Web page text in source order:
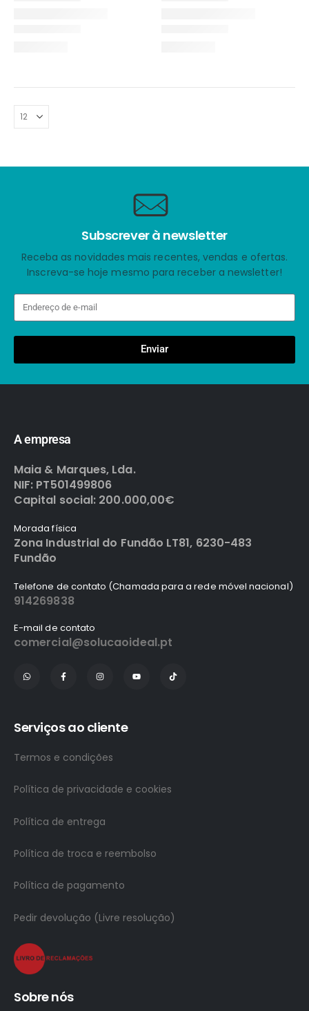
Subscrever à newsletter
Receba as novidades mais recentes, vendas e ofertas.
Inscreva-se hoje mesmo para receber a newsletter!
Enviar
A empresa
Maia & Marques, Lda.
NIF: PT501499806
Capital social: 200.000,00€
Morada física
Zona Industrial do Fundão LT81, 6230-483
Fundão
Telefone de contato (Chamada para a rede móvel nacional)
914269838
E-mail de contato
comercial@solucaoideal.pt
Serviços ao cliente
Termos e condições
Política de privacidade e cookies
Política de entrega
Política de troca e reembolso
Política de pagamento
Pedir devolução (Livre resolução)
Sobre nós